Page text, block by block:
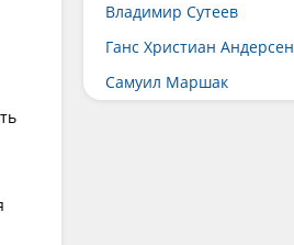
Владимир Сутеев
Ганс Христиан Андерсен
Самуил Маршак